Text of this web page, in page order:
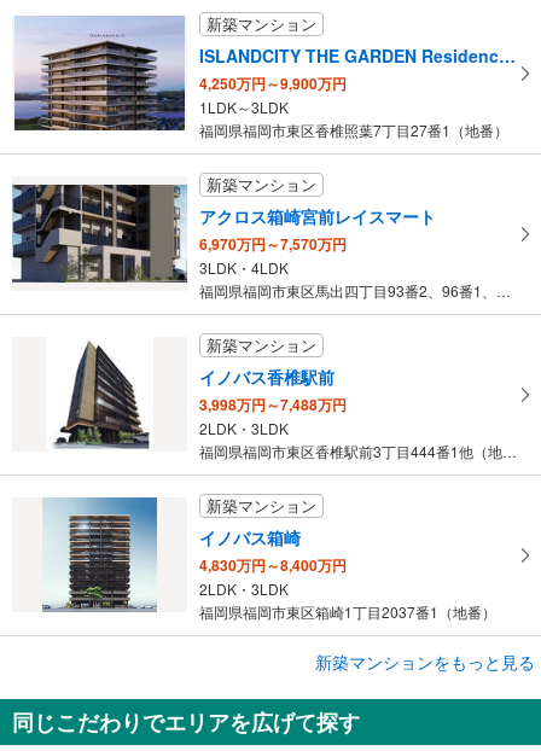
新築マンション
ISLANDCITY THE GARDEN Residence-II（アイランドシティザ・ガーデン レジデンスII）
4,250万円～9,900万円
1LDK～3LDK
福岡県福岡市東区香椎照葉7丁目27番1（地番）
新築マンション
アクロス箱崎宮前レイスマート
6,970万円～7,570万円
3LDK・4LDK
福岡県福岡市東区馬出四丁目93番2、96番1、96番2（地番）
新築マンション
イノバス香椎駅前
3,998万円～7,488万円
2LDK・3LDK
福岡県福岡市東区香椎駅前3丁目444番1他（地番）
新築マンション
イノバス箱崎
4,830万円～8,400万円
2LDK・3LDK
福岡県福岡市東区箱崎1丁目2037番1（地番）
新築マンション
ISLANDCITY THE GARDEN Residence-I（アイランドシティ ザ・ガーデン レジデンスI）
3,920万円～8,500万円
新築マンションをもっと見る
同じこだわりでエリアを広げて探す